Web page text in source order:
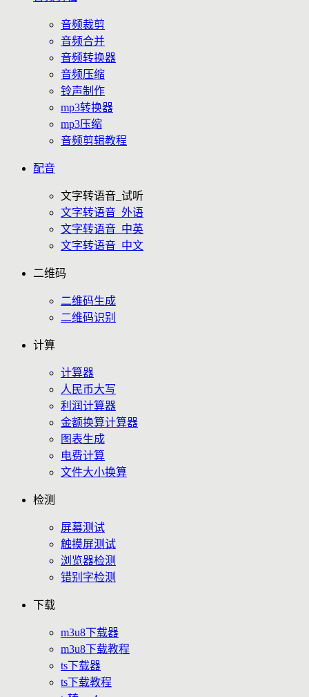
音频裁剪
音频合并
音频转换器
音频压缩
铃声制作
mp3转换器
mp3压缩
音频剪辑教程
配音
文字转语音_试听
文字转语音_外语
文字转语音_中英
文字转语音_中文
二维码
二维码生成
二维码识别
计算
计算器
人民币大写
利润计算器
金额换算计算器
图表生成
电费计算
文件大小换算
检测
屏幕测试
触摸屏测试
浏览器检测
错别字检测
下载
m3u8下载器
m3u8下载教程
ts下载器
ts下载教程